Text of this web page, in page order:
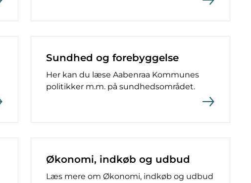
Sundhed og forebyggelse
Her kan du læse Aabenraa Kommunes
politikker m.m. på sundhedsområdet.
Økonomi, indkøb og udbud
Læs mere om Økonomi, indkøb og udbud